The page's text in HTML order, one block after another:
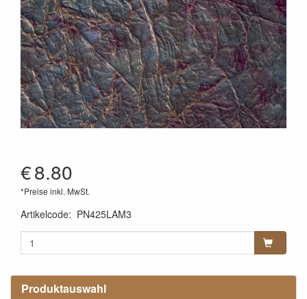
Produktauswahl
€8.80
*Preise inkl. MwSt.
Artikelcode: PN425LAM3